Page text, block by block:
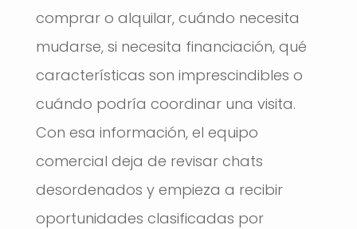
comprar o alquilar, cuándo necesita
mudarse, si necesita financiación, qué
características son imprescindibles o
cuándo podría coordinar una visita.
Con esa información, el equipo
comercial deja de revisar chats
desordenados y empieza a recibir
oportunidades clasificadas por